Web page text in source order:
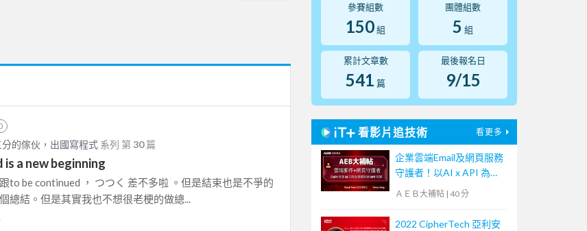
的傢伙，出國寫程式 系列 第30篇
is a new beginning
to be continued ， つつく 差不多啦 。但是結束也是不爭的
總結。但是其實我也不想很老梗的做總...
參賽組數
150組
團體組數
5 組
累計文章數
541 篇
最後報名日
9/15
看影片追技術 看更多
企業雲端Email及網頁服務
守護者！以AI x API 為基
礎阻絕APT攻擊【宏碁資
ＡＥＢ大補帖 | 40 分
2022 CipherTech 亞利安